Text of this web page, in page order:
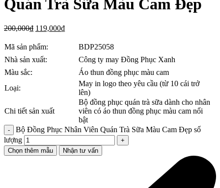
Quán Trà Sữa Màu Cam Đẹp
200,000₫ 119,000₫
Mã sản phẩm:
BDP25058
Nhà sản xuất:
Công ty may Đồng Phục Xanh
Màu sắc:
Áo thun đồng phục màu cam
Loại:
May in logo theo yêu cầu (từ 10 cái trở
lên)
Chi tiết sản xuất
Bộ đồng phục quán trà sữa dành cho nhân
viên có áo thun đồng phục màu cam nổi
bật
Bộ Đồng Phục Nhân Viên Quán Trà Sữa Màu Cam Đẹp số
lượng
Chọn thêm mẫu Nhận tư vấn